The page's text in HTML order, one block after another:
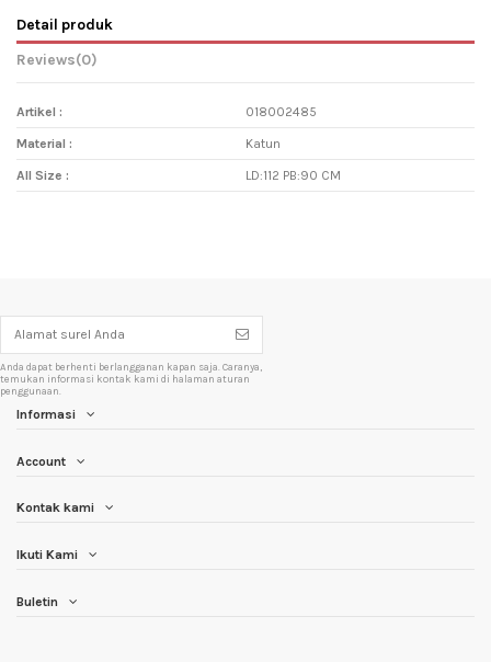
Detail produk
Reviews(0)
Artikel : 018002485
Material : Katun
All Size : LD:112 PB:90 CM
Anda dapat berhenti berlangganan kapan saja. Caranya,
temukan informasi kontak kami di halaman aturan
penggunaan.
Informasi
Account
Kontak kami
Ikuti Kami
Buletin